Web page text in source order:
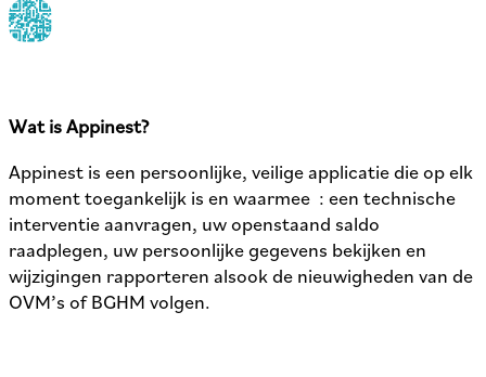
Wat is Appinest?
Appinest is een persoonlijke, veilige applicatie die op elk
moment toegankelijk is en waarmee : een technische
interventie aanvragen, uw openstaand saldo
raadplegen, uw persoonlijke gegevens bekijken en
wijzigingen rapporteren alsook de nieuwigheden van de
OVM’s of BGHM volgen.